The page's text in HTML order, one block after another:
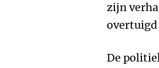
zijn
De